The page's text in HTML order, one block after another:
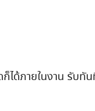
ได้ภายในงาน รับ